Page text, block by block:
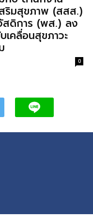
ริมสุขภาพ (สสส.)
สดิการ (พส.) ลง
คลื่อนสุขภาวะ
0